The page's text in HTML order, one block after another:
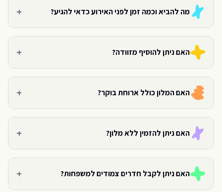
מה להביא וכמה זמן לפני האירוע כדאי להגיע? +
האם ניתן להוסיף מזוודה? +
האם המלון כולל ארוחת בוקר? +
האם ניתן להזמין ללא מלון? +
האם ניתן לקבל חדרים צמודים למשפחות? +